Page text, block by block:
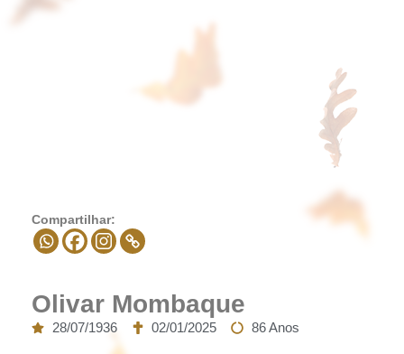
Compartilhar:
Olivar Mombaque
28/07/1936 02/01/2025 86 Anos